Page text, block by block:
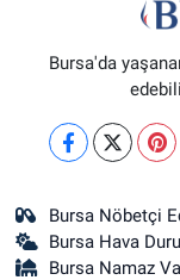
Bursa'da
Bursa Nöbetçi
Bursa Hava
Bursa Namaz